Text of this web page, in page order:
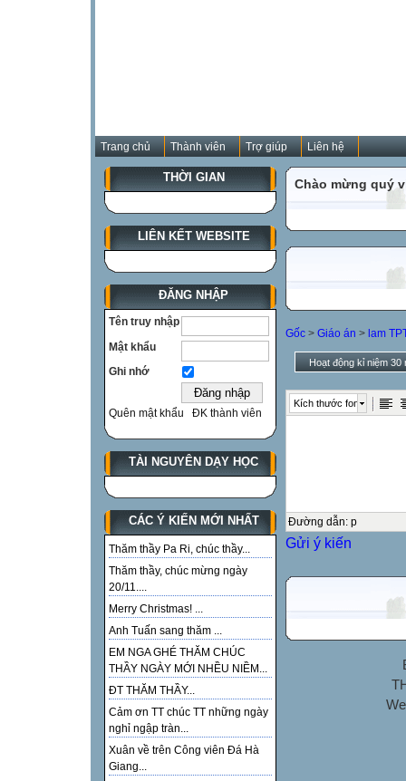
Trang chủ Thành viên Trợ giúp Liên hệ
THỜI GIAN
LIÊN KẾT WEBSITE
ĐĂNG NHẬP
Tên truy nhập
Mật khẩu
Ghi nhớ
Quên mật khẩu ĐK thành viên
TÀI NGUYÊN DẠY HỌC
CÁC Ý KIẾN MỚI NHẤT
Thăm thầy Pa Ri, chúc thầy...
Thăm thầy, chúc mừng ngày
20/11....
Merry Christmas! ...
Anh Tuấn sang thăm ...
EM NGA GHÉ THĂM CHÚC
THẦY NGÀY MỚI NHỀU NIỀM...
ĐT THĂM THẦY...
Cảm ơn TT chúc TT những ngày
nghỉ ngập tràn...
Xuân về trên Công viên Đá Hà
Giang...
Chào mừng quý
Gốc > Giáo án > lam
Hoạt động kỉ niệm 30
Kích thước font
Đường dẫn: p
Gửi ý kiến